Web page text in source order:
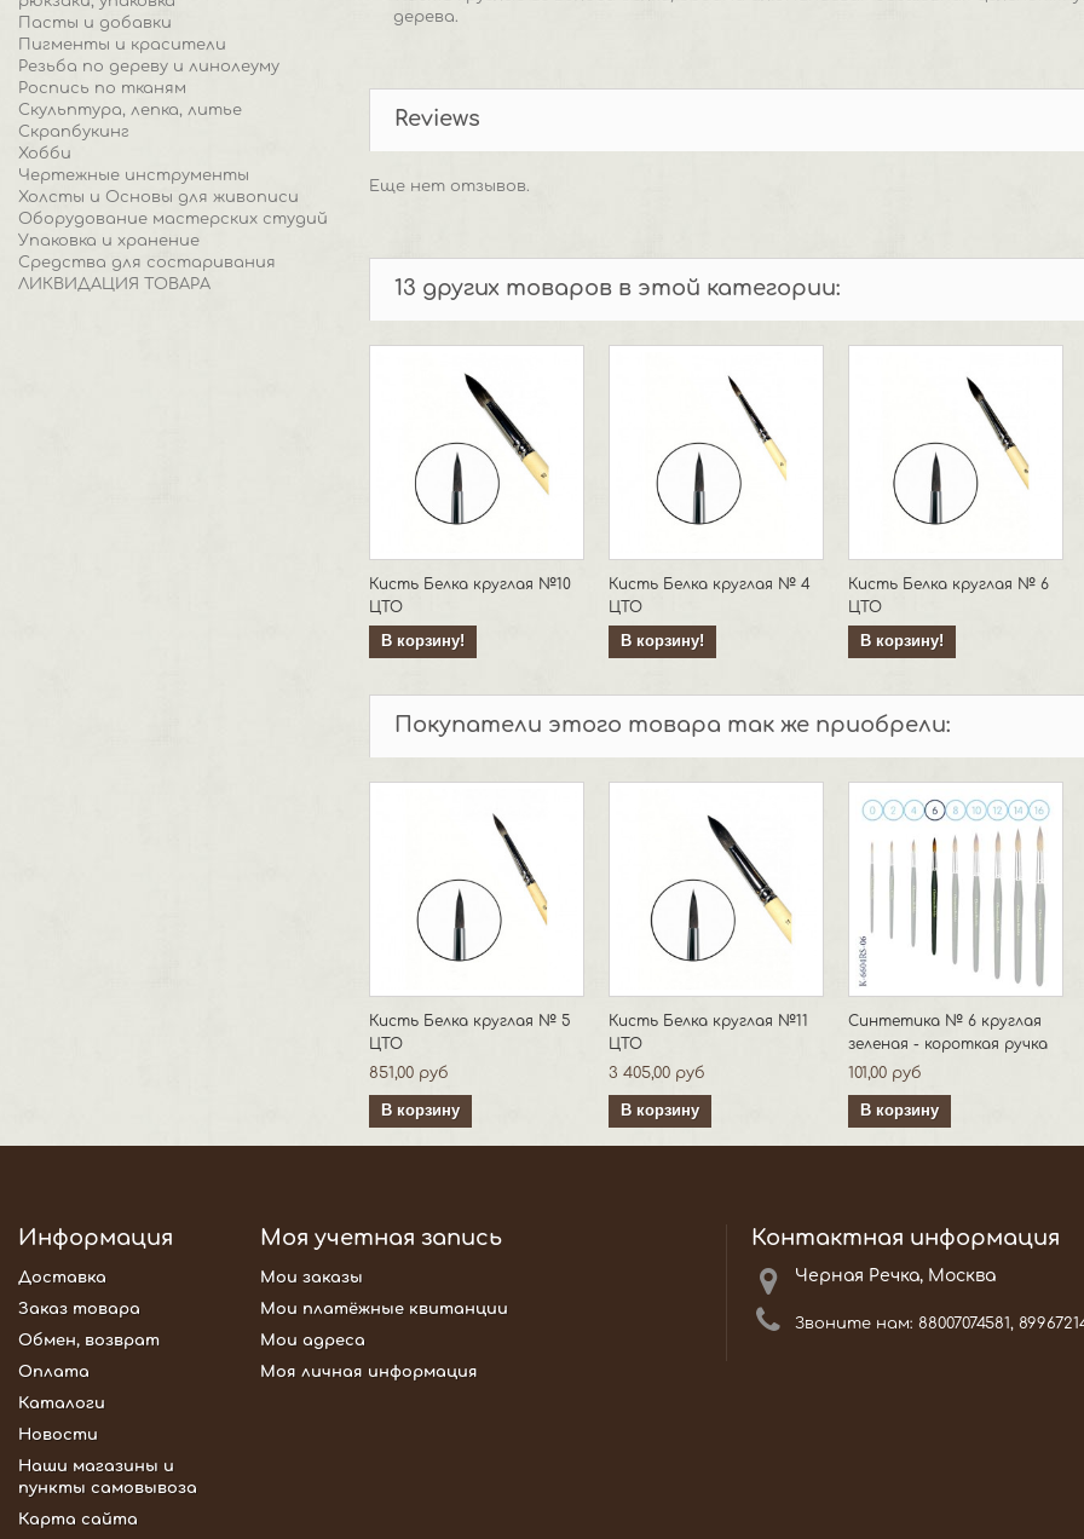
Пасты и добавки
Пигменты и красители
Резьба по дереву и линолеуму
Роспись по тканям
Скульптура, лепка, литье
Скрапбукинг
Хобби
Чертежные инструменты
Холсты и Основы для живописи
Оборудование мастерских студий
Упаковка и хранение
Средства для состаривания
ЛИКВИДАЦИЯ ТОВАРА
дерева.
Reviews
Еще нет отзывов.
13 других товаров в этой категории:
Кисть Белка круглая №10
ЦТО
В корзину!
Кисть Белка круглая № 4
ЦТО
В корзину!
Кисть Белка круглая № 6
ЦТО
В корзину!
Покупатели этого товара так же приобрели:
Кисть Белка круглая № 5
ЦТО
851,00 руб
В корзину
Кисть Белка круглая №11
ЦТО
3 405,00 руб
В корзину
Синтетика № 6 круглая
зеленая - короткая ручка
101,00 руб
В корзину
Информация
Доставка
Заказ товара
Обмен, возврат
Оплата
Каталоги
Новости
Наши магазины и
пункты самовывоза
Карта сайта
Моя учетная запись
Мои заказы
Мои платёжные квитанции
Мои адреса
Моя личная информация
Контактная информация
Черная Речка, Москва
Звоните нам: 88007074581,